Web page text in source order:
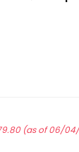
(as of 06/04/